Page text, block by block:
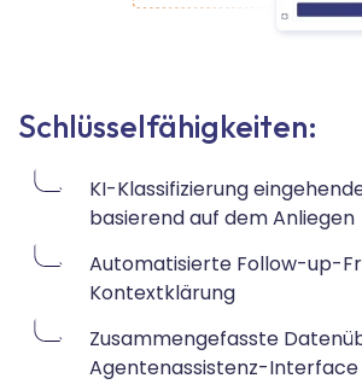
Schlüsselfähigkeiten:
KI-Klassifizierung
basierend auf dem Anliegen
Automatisierte Follow-up-
Kontextklärung
Zusammengefasste
Agentenassistenz-Interface